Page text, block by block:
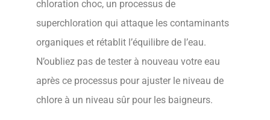
chloration choc, un processus de
superchloration qui attaque les contaminants
organiques et rétablit l’équilibre de l’eau.
N’oubliez pas de tester à nouveau votre eau
après ce processus pour ajuster le niveau de
chlore à un niveau sûr pour les baigneurs.